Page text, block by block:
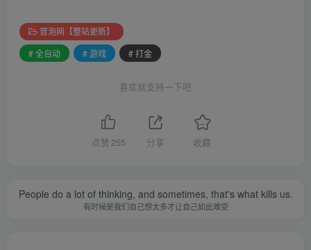
冒泡网【整站更新】
# 全自动
# 游戏 # 打金
喜欢就支持一下吧
点赞 255 分享 收藏
People do a lot of thinking, and sometimes, that's what kills us.
有时候是我们自己想太多才让自己如此难受